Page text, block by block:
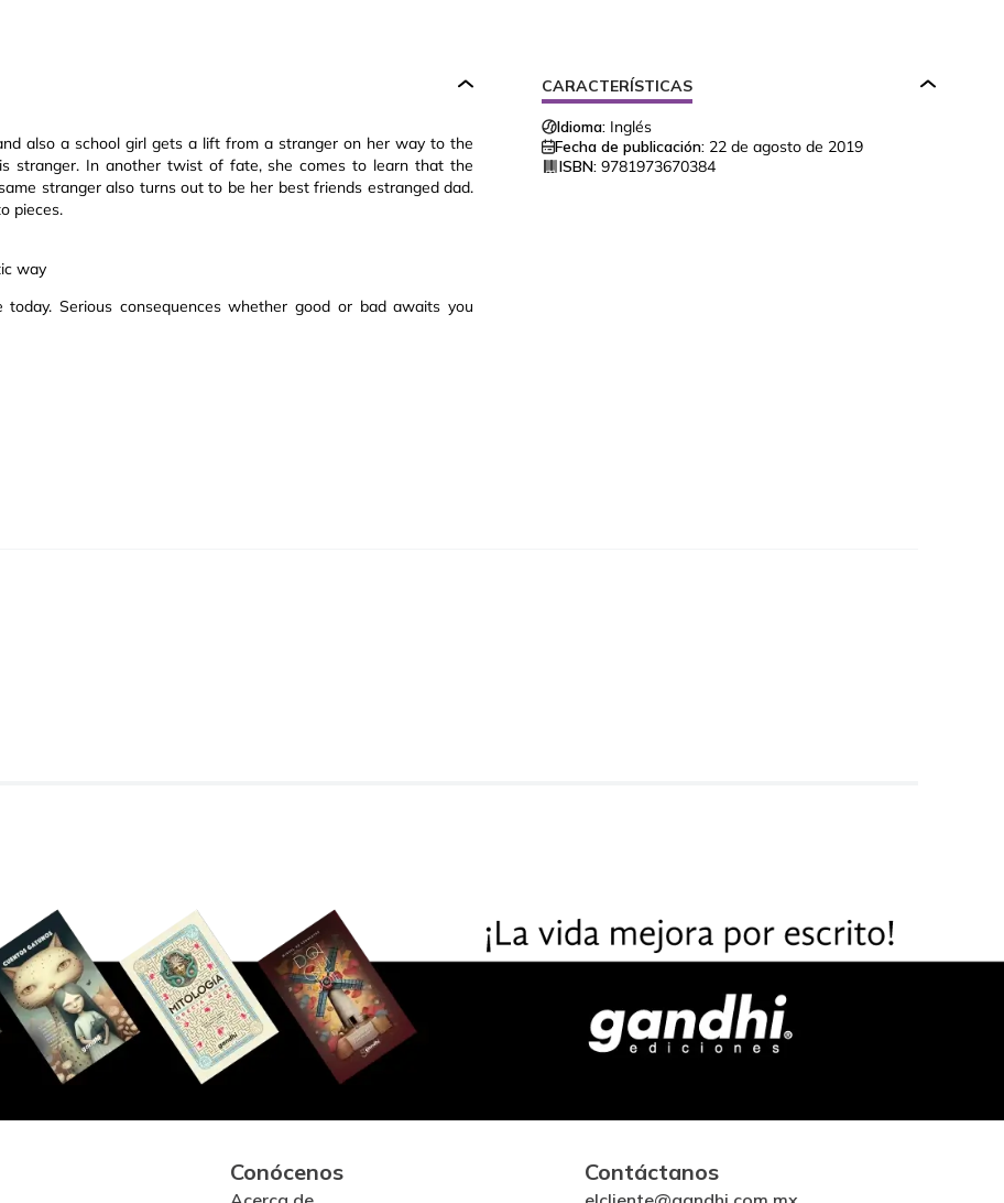
also a school girl gets a lift from a stranger on her way to the
stranger. In another twist of fate, she comes to learn that the
stranger also turns out to be her best friends estranged dad.
pieces.
way
Serious consequences whether good or bad awaits you
CARACTERÍSTICAS
Idioma: Inglés
Fecha de publicación: 22 de agosto de 2019
ISBN: 9781973670384
Conócenos Contáctanos